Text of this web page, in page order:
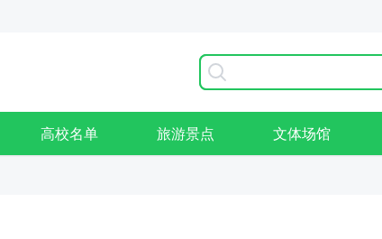
高校名单 旅游景点 文体场馆